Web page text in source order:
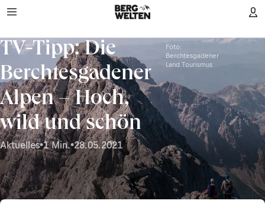
TV-Tipp: Die
Berchtesgadener
Alpen – Hoch,
wild und schön
Aktuelles•1 Min.•28.05.2021
Foto:
Berchtesgadener
Land Tourismus